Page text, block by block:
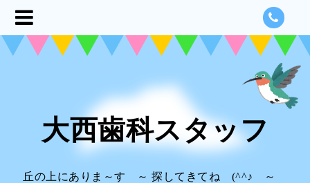
大西歯科スタッフ
丘の上にありま～す ～ 探してきてね (^^♪ ～